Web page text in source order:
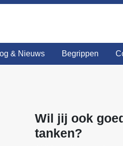
& Nieuws Begrippen
Wil jij ook
tanken?